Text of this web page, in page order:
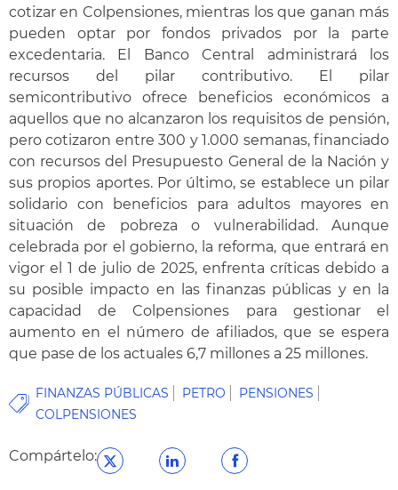
cotizar en Colpensiones, mientras los que ganan más
pueden optar por fondos privados por la parte
excedentaria. El Banco Central administrará los
recursos del pilar contributivo. El pilar
semicontributivo ofrece beneficios económicos a
aquellos que no alcanzaron los requisitos de pensión,
pero cotizaron entre 300 y 1.000 semanas, financiado
con recursos del Presupuesto General de la Nación y
sus propios aportes. Por último, se establece un pilar
solidario con beneficios para adultos mayores en
situación de pobreza o vulnerabilidad. Aunque
celebrada por el gobierno, la reforma, que entrará en
vigor el 1 de julio de 2025, enfrenta críticas debido a
su posible impacto en las finanzas públicas y en la
capacidad de Colpensiones para gestionar el
aumento en el número de afiliados, que se espera
que pase de los actuales 6,7 millones a 25 millones.
FINANZAS PÚBLICAS PETRO
PENSIONES
COLPENSIONES
Compártelo: